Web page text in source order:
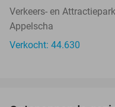
Verkeers- en
Appelscha
Verkocht: 44.630